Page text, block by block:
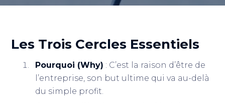
Les Trois Cercles Essentiels
Pourquoi (Why) : C’est la raison d’être de
l’entreprise, son but ultime qui va au-delà
du simple profit.